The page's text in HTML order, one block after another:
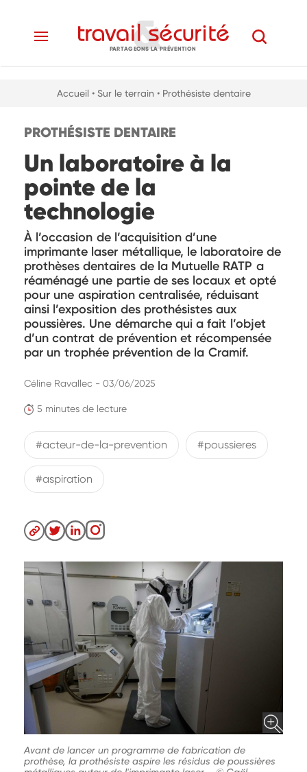
PARTAGEONS LA PRÉVENTION
Accueil • Sur le terrain • Prothésiste dentaire
PROTHÉSISTE DENTAIRE
Un laboratoire à la
pointe de la
technologie
À l’occasion de l’acquisition d’une
imprimante laser métallique, le laboratoire de
prothèses dentaires de la Mutuelle RATP a
réaménagé une partie de ses locaux et opté
pour une aspiration centralisée, réduisant
ainsi l’exposition des prothésistes aux
poussières. Une démarche qui a fait l’objet
d’un contrat de prévention et récompensée
par un trophée prévention de la Cramif.
5 minutes de lecture
Céline Ravallec - 03/06/2025
#acteur-de-la-prevention #poussieres
#aspiration
Avant de lancer un programme de fabrication de
prothèse, la prothésiste aspire les résidus de poussières